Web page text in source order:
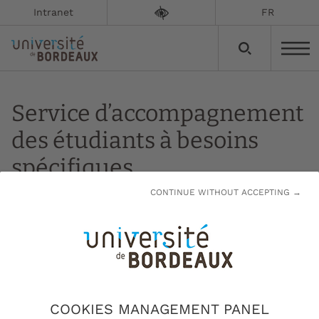
COOKIES MANAGEMENT PANEL
CONTINUE WITHOUT ACCEPTING →
Intranet FR
Service d’accompagnement
des étudiants à besoins
spécifiques
Le service PHASE s'adresse aux étudiants à
besoins spécifiques nécessitant une adaptation
ou de bon niveau, étudiants en situation de